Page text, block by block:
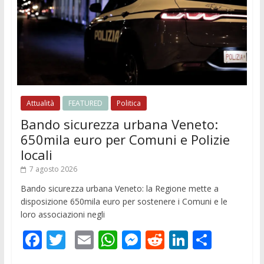
Attualità FEATURED Politica
Bando sicurezza urbana Veneto:
650mila euro per Comuni e Polizie
locali
7 agosto 2026
Bando sicurezza urbana Veneto: la Regione mette a
disposizione 650mila euro per sostenere i Comuni e le
loro associazioni negli
F T E W M R Li C